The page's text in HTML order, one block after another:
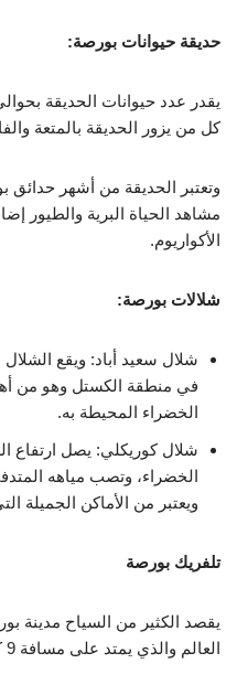
حديقة حيوانات بورصة:
كل من يزور الحديقة بالمتعة
وتعتبر الحديقة من أشهر
مشاهد الحياة البرية والطيور
الأكواريوم.
شلالات بورصة:
شلال سعيد أباد: ويقع
في منطقة الكستل وهو من
الخضراء المحيطة به.
الخضراء، وتصب مياهه
ويعتبر من الأماكن الجميلة
تلفريك بورصة
يقصد الكثير من السياح مدينة
العالم والذي يمتد على مسافة 9 كيلو متر أعلى جبل اولوداغ الأخضر.